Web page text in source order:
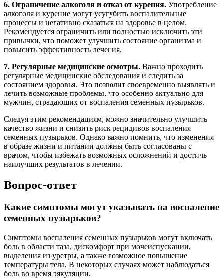
6. Ограничение алкоголя и отказ от курения. Употребление
алкоголя и курение могут усугубить воспалительные
процессы и негативно сказаться на здоровье в целом.
Рекомендуется ограничить или полностью исключить эти
привычки, что поможет улучшить состояние организма и
повысить эффективность лечения.
7. Регулярные медицинские осмотры. Важно проходить
регулярные медицинские обследования и следить за
состоянием здоровья. Это позволит своевременно выявлять и
лечить возможные проблемы, что особенно актуально для
мужчин, страдающих от воспаления семенных пузырьков.
Следуя этим рекомендациям, можно значительно улучшить
качество жизни и снизить риск рецидивов воспаления
семенных пузырьков. Однако важно помнить, что изменения
в образе жизни и питании должны быть согласованы с
врачом, чтобы избежать возможных осложнений и достичь
наилучших результатов в лечении.
Вопрос-ответ
Какие симптомы могут указывать на воспаление
семенных пузырьков?
Симптомы воспаления семенных пузырьков могут включать
боль в области таза, дискомфорт при мочеиспускании,
выделения из уретры, а также возможное повышение
температуры тела. В некоторых случаях может наблюдаться
боль во время эякуляции.